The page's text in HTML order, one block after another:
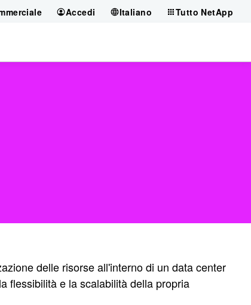
Accedi Italiano Tutto NetApp
delle risorse all'interno di un data center
flessibilità e la scalabilità della propria